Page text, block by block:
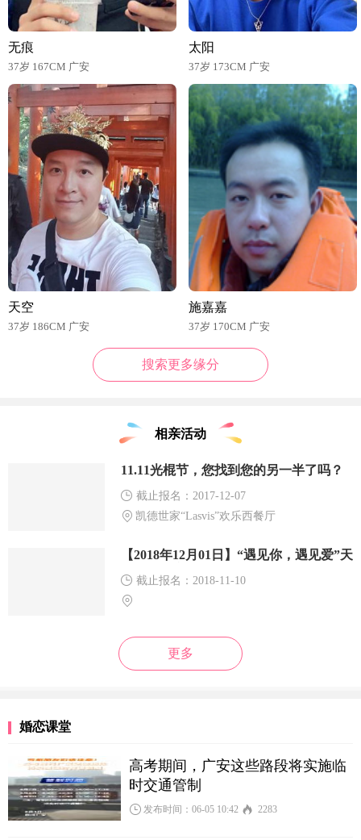
无痕
37岁 167CM 广安
太阳
37岁 173CM 广安
天空
37岁 186CM 广安
施嘉嘉
37岁 170CM 广安
搜索更多缘分
相亲活动
11.11光棍节，您找到您的另一半了吗？
截止报名：2017-12-07
凯德世家“Lasvis”欢乐西餐厅
【2018年12月01日】“遇见你，遇见爱”天
截止报名：2018-11-10
更多
婚恋课堂
高考期间，广安这些路段将实施临
时交通管制
发布时间：06-05 10:42 2283